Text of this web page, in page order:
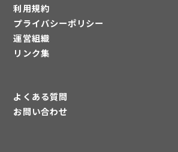
利用規約
プライバシーポリシー
運営組織
リンク集
よくある質問
お問い合わせ